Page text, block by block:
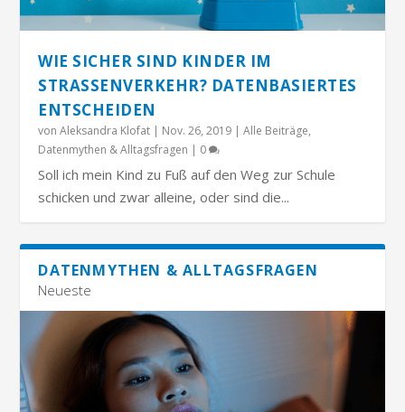
WIE SICHER SIND KINDER IM
STRASSENVERKEHR? DATENBASIERTES E
NTSCHEIDEN
vonAleksandra Klofat | Nov. 26, 2019 |Alle Beiträge,
Datenmythen & Alltagsfragen | 0
Soll ich mein Kind zu Fuß auf den Weg zur Schule
schicken und zwar alleine, oder sind die...
DATENMYTHEN & ALLTAGSFRAGEN
Neueste